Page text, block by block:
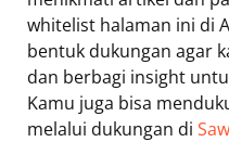
whitelist halaman ini di
bentuk dukungan agar
dan berbagi insight
Kamu juga bisa
melalui dukungan di